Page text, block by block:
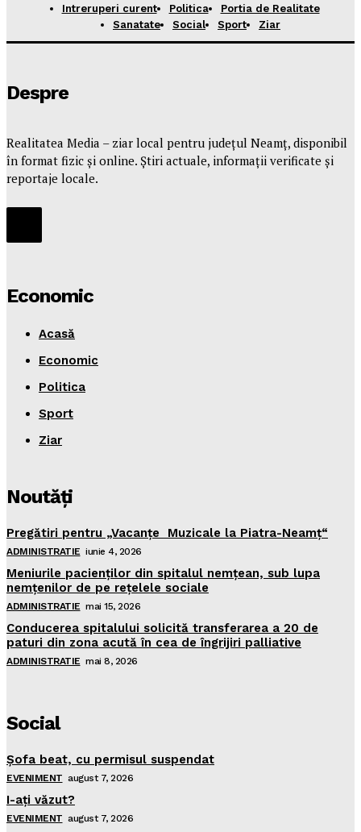
Intreruperi curent
Politica
Portia de Realitate
Sanatate
Social Sport Ziar
Despre
Realitatea Media – ziar local pentru județul Neamț, disponibil
în format fizic și online. Știri actuale, informații verificate și
reportaje locale.
Economic
Acasă
Economic
Politica
Sport
Ziar
Noutăţi
Pregătiri pentru „Vacanţe Muzicale la Piatra-Neamţ“
ADMINISTRATIE iunie 4, 2026
Meniurile pacienţilor din spitalul nemţean, sub lupa
nemţenilor de pe reţelele sociale
ADMINISTRATIE mai 15, 2026
Conducerea spitalului solicită transferarea a 20 de
paturi din zona acută în cea de îngrijiri palliative
ADMINISTRATIE mai 8, 2026
Social
Şofa beat, cu permisul suspendat
EVENIMENT august 7, 2026
I-aţi văzut?
EVENIMENT august 7, 2026